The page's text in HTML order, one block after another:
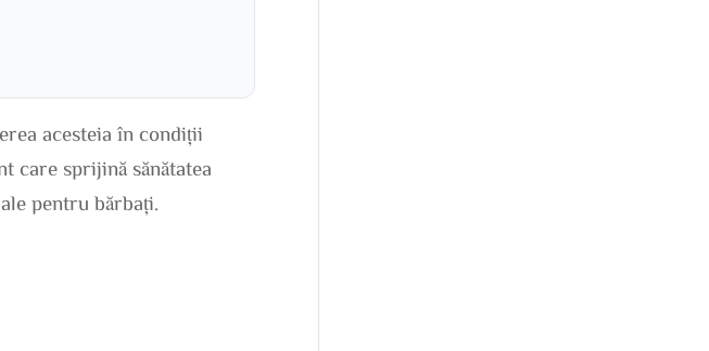
acesteia în condiții
care sprijină sănătatea
pentru bărbați.